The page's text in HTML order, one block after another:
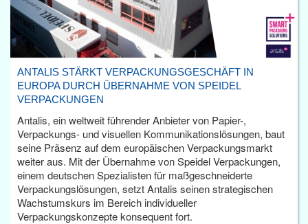
ANTALIS STÄRKT VERPACKUNGSGESCHÄFT IN
EUROPA DURCH ÜBERNAHME VON SPEIDEL
VERPACKUNGEN
Antalis, ein weltweit führender Anbieter von Papier-,
Verpackungs- und visuellen Kommunikationslösungen, baut
seine Präsenz auf dem europäischen Verpackungsmarkt
weiter aus. Mit der Übernahme von Speidel Verpackungen,
einem deutschen Spezialisten für maßgeschneiderte
Verpackungslösungen, setzt Antalis seinen strategischen
Wachstumskurs im Bereich individueller
Verpackungskonzepte konsequent fort.